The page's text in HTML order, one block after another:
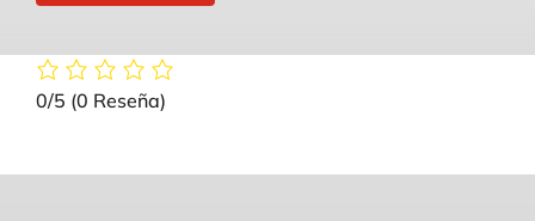
0/5 (0 Reseña)